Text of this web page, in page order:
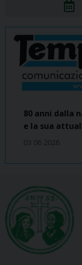
80 anni dalla
e la sua
03 06 2026